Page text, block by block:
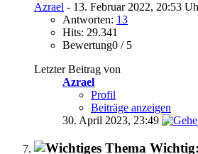
Azrael - 13. Februar 2022, 20:53
Antworten: 13
Hits: 29.341
Bewertung0 / 5
Letzter Beitrag von
Azrael
Profil
Beiträge anzeigen
30. April 2023, 23:49
Wichtig: